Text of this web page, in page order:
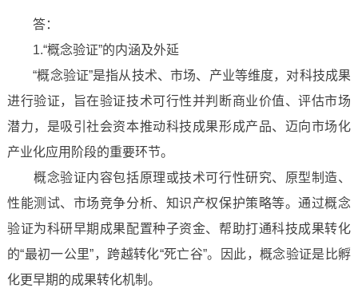
答：
1.“概念验证”的内涵及外延
“概念验证”是指从技术、市场、产业等维度，对科技成果
进行验证，旨在验证技术可行性并判断商业价值、评估市场
潜力，是吸引社会资本推动科技成果形成产品、迈向市场化
产业化应用阶段的重要环节。
概念验证内容包括原理或技术可行性研究、原型制造、
性能测试、市场竞争分析、知识产权保护策略等。通过概念
验证为科研早期成果配置种子资金、帮助打通科技成果转化
的“最初一公里”，跨越转化“死亡谷”。因此，概念验证是比孵
化更早期的成果转化机制。